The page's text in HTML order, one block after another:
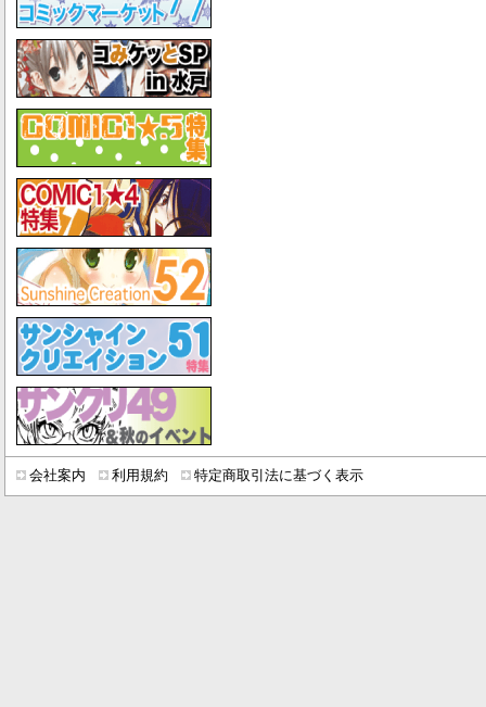
会社案内 利用規約 特定商取引法に基づく表示